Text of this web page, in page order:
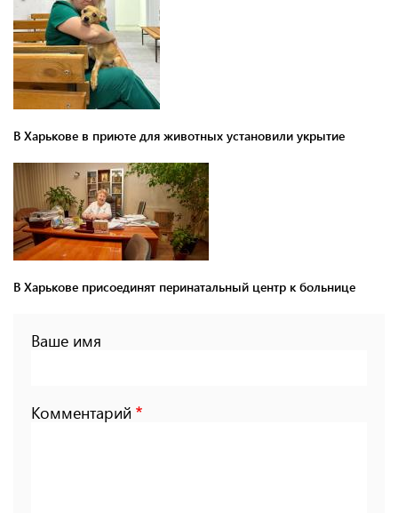
В Харькове в приюте для животных установили укрытие
В Харькове присоединят перинатальный центр к больнице
Ваше имя
Комментарий